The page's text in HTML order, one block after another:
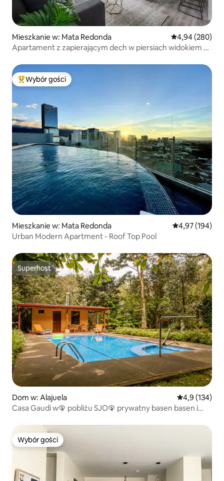
Mieszkanie w: Mata Redonda Średnia
4,94 (280)
Apartament z zapierającym dech w piersiach widokiem na
Najpopularniejsze z kategorii Wybór gości
Wybór gości
Mieszkanie w: Mata Redonda Średnia
4,97 (194)
Urban Modern Apartment - Roof Top Pool
Superhost
Superhost
Dom w: Alajuela Średnia
4,9 (134)
Casa Gaudi w🦚 pobliżu SJO🦚 prywatny basen basen i
Wybór gości
Wybór gości